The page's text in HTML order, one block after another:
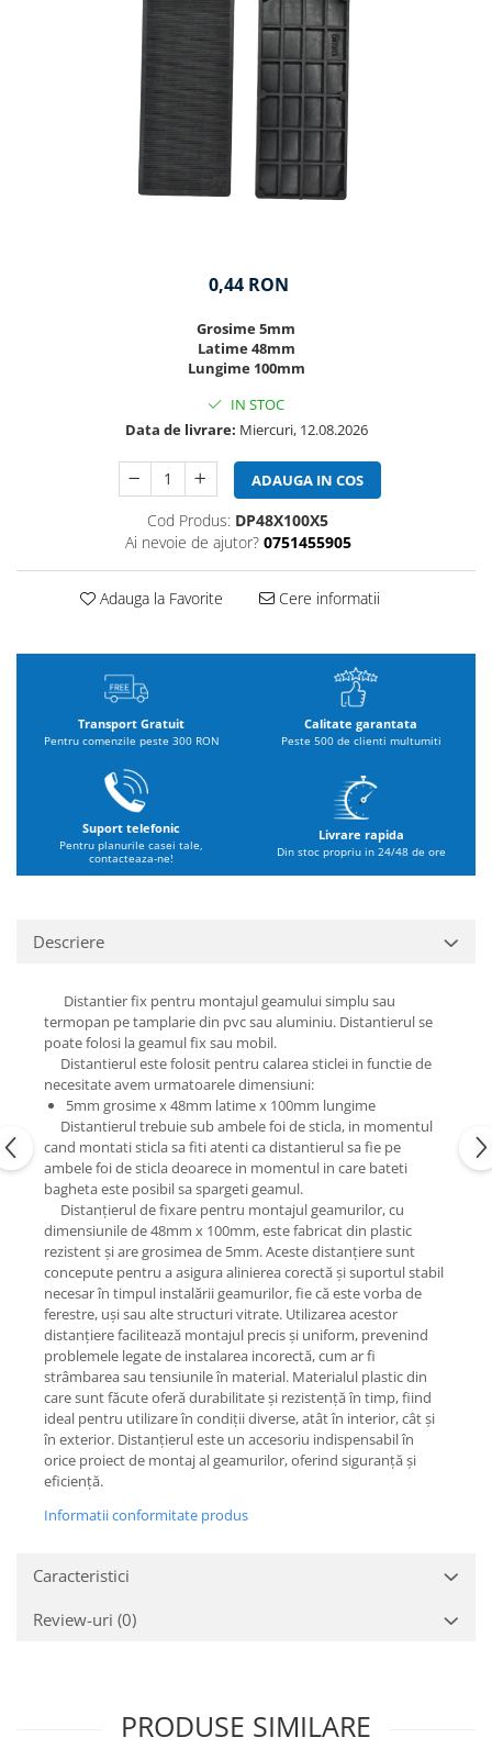
0,44 RON
Grosime 5mm
Latime 48mm
Lungime 100mm
IN STOC
Data de livrare: Miercuri, 12.08.2026
ADAUGA IN COS
Cod Produs: DP48X100X5
Ai nevoie de ajutor? 0751455905
Adauga la Favorite Cere informatii
Transport Gratuit
Pentru comenzile peste 300 RON
Calitate garantata
Peste 500 de clienti multumiti
Suport telefonic
Pentru planurile casei tale,
contacteaza-ne!
Livrare rapida
Din stoc propriu in 24/48 de ore
Descriere
Distantier fix pentru montajul geamului simplu sau
termopan pe tamplarie din pvc sau aluminiu. Distantierul se
poate folosi la geamul fix sau mobil.
Distantierul este folosit pentru calarea sticlei in functie de
necesitate avem urmatoarele dimensiuni:
5mm grosime x 48mm latime x 100mm lungime
Distantierul trebuie sub ambele foi de sticla, in momentul
cand montati sticla sa fiti atenti ca distantierul sa fie pe
ambele foi de sticla deoarece in momentul in care bateti
bagheta este posibil sa spargeti geamul.
Distanțierul de fixare pentru montajul geamurilor, cu
dimensiunile de 48mm x 100mm, este fabricat din plastic
rezistent și are grosimea de 5mm. Aceste distanțiere sunt
concepute pentru a asigura alinierea corectă și suportul stabil
necesar în timpul instalării geamurilor, fie că este vorba de
ferestre, uși sau alte structuri vitrate. Utilizarea acestor
distanțiere facilitează montajul precis și uniform, prevenind
problemele legate de instalarea incorectă, cum ar fi
strâmbarea sau tensiunile în material. Materialul plastic din
care sunt făcute oferă durabilitate și rezistență în timp, fiind
ideal pentru utilizare în condiții diverse, atât în interior, cât și
în exterior. Distanțierul este un accesoriu indispensabil în
orice proiect de montaj al geamurilor, oferind siguranță și
eficiență.
Informatii conformitate produs
Caracteristici
Review-uri (0)
PRODUSE SIMILARE